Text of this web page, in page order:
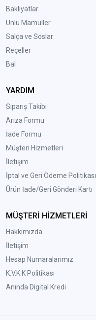
Bakliyatlar
Unlu Mamuller
Salça ve Soslar
Reçeller
Bal
YARDIM
Sipariş Takibi
Arıza Formu
İade Formu
Müşteri Hizmetleri
İletişim
İptal ve Geri Ödeme Politikası
Ürün İade/Geri Gönderi Kartı
MÜŞTERİ HİZMETLERİ
Hakkımızda
İletişim
Hesap Numaralarımız
K.V.K.K Politikası
Anında Digital Kredi